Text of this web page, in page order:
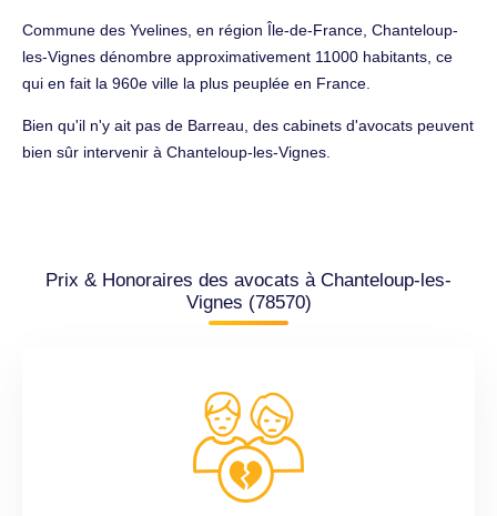
Commune des Yvelines, en région Île-de-France, Chanteloup-
les-Vignes dénombre approximativement 11000 habitants, ce
qui en fait la 960e ville la plus peuplée en France.
Bien qu'il n'y ait pas de Barreau, des cabinets d'avocats peuvent
bien sûr intervenir à Chanteloup-les-Vignes.
Prix & Honoraires des avocats à Chanteloup-les-
Vignes (78570)